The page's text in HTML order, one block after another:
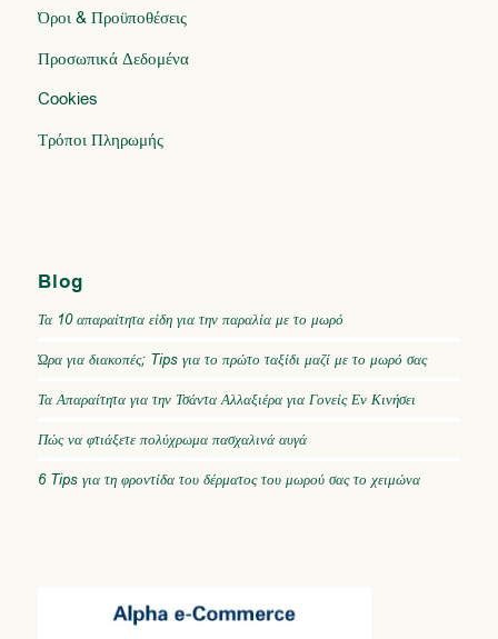
Όροι & Προϋποθέσεις
Προσωπικά Δεδομένα
Cookies
Τρόποι Πληρωμής
Blog
Τα 10 απαραίτητα είδη για την παραλία με το μωρό
Ώρα για διακοπές; Tips για το πρώτο ταξίδι μαζί με το μωρό σας
Τα Απαραίτητα για την Τσάντα Αλλαξιέρα για Γονείς Εν Κινήσει
Πώς να φτιάξετε πολύχρωμα πασχαλινά αυγά
6 Tips για τη φροντίδα του δέρματος του μωρού σας το χειμώνα